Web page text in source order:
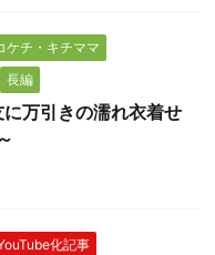
ケチ・キチママ
長編
に万引きの濡れ衣着せ
化記事